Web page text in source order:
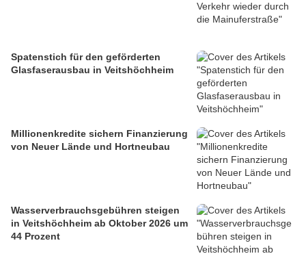
Spatenstich für den geförderten
Glasfaserausbau in Veitshöchheim
Millionenkredite sichern Finanzierung
von Neuer Lände und Hortneubau
Wasserverbrauchsgebühren steigen
in Veitshöchheim ab Oktober 2026 um
44 Prozent